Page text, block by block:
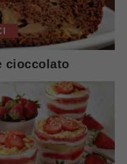
cioccolato